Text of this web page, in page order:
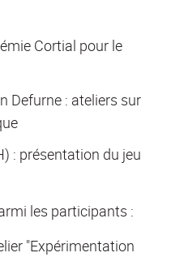
Cortial pour le
Defurne : ateliers sur
: présentation du jeu
les participants :
"Expérimentation